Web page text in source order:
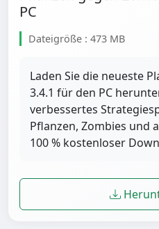
PC
Dateigröße : 473 MB
Laden Sie die neueste
3.4.1 für den PC
verbessertes
Pflanzen, Zombies und
100 % kostenloser